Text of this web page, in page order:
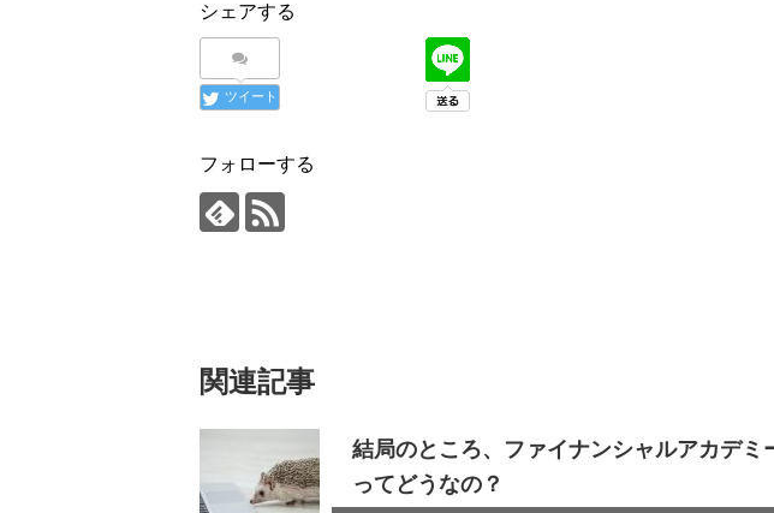
シェアする
ツイート
フォローする
関連記事
結局のところ、ファイナンシャルアカデミ
ってどうなの？